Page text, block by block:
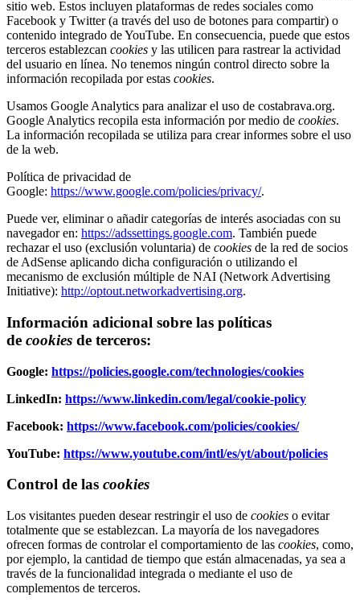
sitio web. Estos incluyen plataformas de redes sociales como
Facebook y Twitter (a través del uso de botones para compartir) o
contenido integrado de YouTube. En consecuencia, puede que estos
terceros establezcan cookies y las utilicen para rastrear la actividad
del usuario en línea. No tenemos ningún control directo sobre la
información recopilada por estas cookies.
Usamos Google Analytics para analizar el uso de costabrava.org.
Google Analytics recopila esta información por medio de cookies.
La información recopilada se utiliza para crear informes sobre el uso
de la web.
Política de privacidad de
Google: https://www.google.com/policies/privacy/.
Puede ver, eliminar o añadir categorías de interés asociadas con su
navegador en: https://adssettings.google.com. También puede
rechazar el uso (exclusión voluntaria) de cookies de la red de socios
de AdSense aplicando dicha configuración o utilizando el
mecanismo de exclusión múltiple de NAI (Network Advertising
Initiative): http://optout.networkadvertising.org.
Información adicional sobre las políticas
de cookies de terceros:
Google: https://policies.google.com/technologies/cookies
LinkedIn: https://www.linkedin.com/legal/cookie-policy
Facebook: https://www.facebook.com/policies/cookies/
YouTube: https://www.youtube.com/intl/es/yt/about/policies
Control de las cookies
Los visitantes pueden desear restringir el uso de cookies o evitar
totalmente que se establezcan. La mayoría de los navegadores
ofrecen formas de controlar el comportamiento de las cookies, como,
por ejemplo, la cantidad de tiempo que están almacenadas, ya sea a
través de la funcionalidad integrada o mediante el uso de
complementos de terceros.